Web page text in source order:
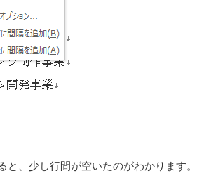
と、少し行間が空いたのがわかります。